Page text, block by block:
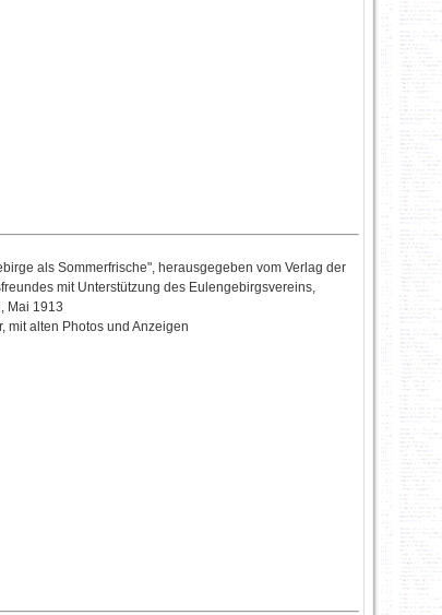
als Sommerfrische", herausgegeben vom Verlag der
mit Unterstützung des Eulengebirgsvereins,
Mai 1913
mit alten Photos und Anzeigen